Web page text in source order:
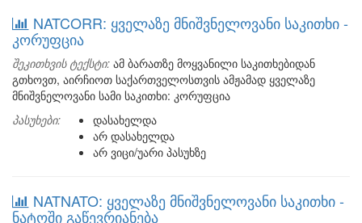
NATCORR: ყველაზე მნიშვნელოვანი საკითხი -
კორუფცია
შეკითხვის ტექსტი: ამ ბარათზე მოყვანილი საკითხებიდან
გთხოვთ, აირჩიოთ საქართველოსთვის ამჟამად ყველაზე
მნიშვნელოვანი სამი საკითხი: კორუფცია
პასუხები:
დასახელდა
არ დასახელდა
არ ვიცი/უარი პასუხზე
NATNATO: ყველაზე მნიშვნელოვანი საკითხი -
ნატოში გაწევრიანება